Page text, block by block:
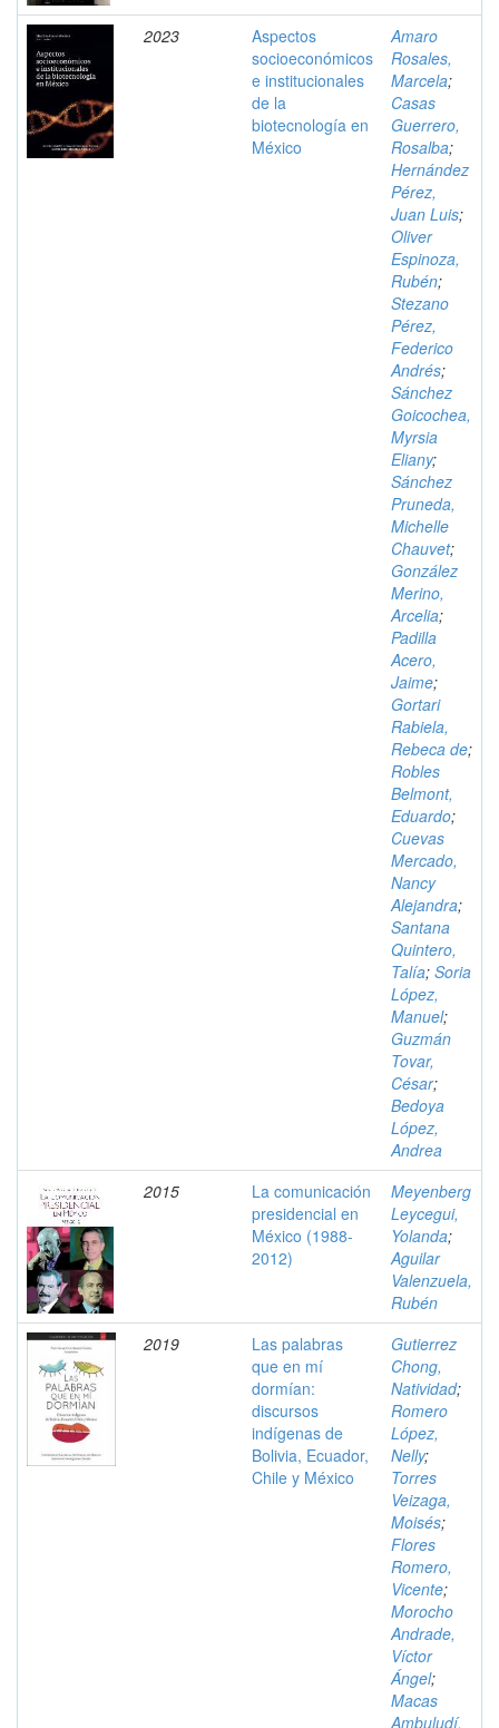
2023
Aspectos
socioeconómicos
e institucionales
de la
biotecnología en
México
Amaro
Rosales,
Marcela;
Casas
Guerrero,
Rosalba;
Hernández
Pérez,
Juan Luis;
Oliver
Espinoza,
Rubén;
Stezano
Pérez,
Federico
Andrés;
Sánchez
Goicochea,
Myrsia
Eliany;
Sánchez
Pruneda,
Michelle
Chauvet;
González
Merino,
Arcelia;
Padilla
Acero,
Jaime;
Gortari
Rabiela,
Rebeca de;
Robles
Belmont,
Eduardo;
Cuevas
Mercado,
Nancy
Alejandra;
Santana
Quintero,
Talía; Soria
López,
Manuel;
Guzmán
Tovar,
César;
Bedoya
López,
Andrea
2015
La comunicación
presidencial en
México (1988-
2012)
Meyenberg
Leycegui,
Yolanda;
Aguilar
Valenzuela,
Rubén
2019
Las palabras
que en mí
dormían:
discursos
indígenas de
Bolivia, Ecuador,
Chile y México
Gutierrez
Chong,
Natividad;
Romero
López,
Nelly;
Torres
Veizaga,
Moisés;
Flores
Romero,
Vicente;
Morocho
Andrade,
Víctor
Ángel;
Macas
Ambuludí,